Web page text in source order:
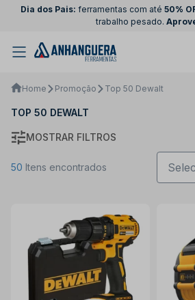
Dia dos Pais: ferramentas com até 50%
trabalho pesado.
Home Promoção Top 50 Dewalt
TOP 50 DEWALT
MOSTRAR FILTROS
50 Itens encontrados